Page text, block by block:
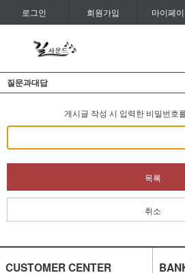
로그인 회원가입 마이페
질문과대답
게시글 작성 시 입력한 비밀번호
목록
취소
CUSTOMER CENTER